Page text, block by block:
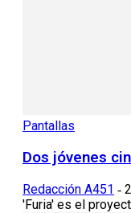
Pantallas
Dos jóvenes
Redacción A451 -
'Furia' es el